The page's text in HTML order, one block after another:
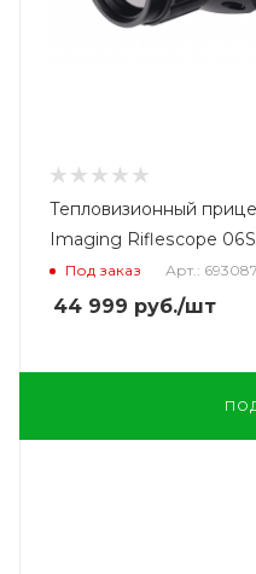
Тепловизионный
Imaging Riflescope
Под заказ Арт.:
44 999 руб./шт